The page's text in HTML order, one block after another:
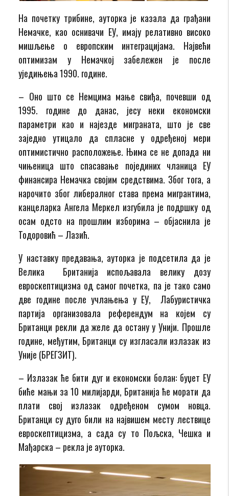
На почетку трибине, ауторка је казала да грађани
Немачке, као оснивачи ЕУ, имају релативно високо
мишљење о европским интеграцијама. Највећи
оптимизам у Немачкој забележен је после
уједињења 1990. године.
– Оно што се Немцима мање свиђа, почевши од
1995. године до данас, јесу неки економски
параметри као и најезде миграната, што је све
заједно утицало да спласне у одређеној мери
оптимистично расположење. Њима се не допада ни
чињеница што спасавање појединих чланица ЕУ
финансира Немачка својим средствима. Због тога, а
нарочито због либералног става према мигрантима,
канцеларка Ангела Меркел изгубила је подршку од
осам одсто на прошлим изборима – објаснила је
Тодоровић – Лазић.
У наставку предавања, ауторка је подсетила да је
Велика Британија испољавала велику дозу
евроскептицизма од самог почетка, па је тако само
две године после учлањења у ЕУ, Лабуристичка
партија организовала референдум на којем су
Британци рекли да желе да остану у Унији. Прошле
године, међутим, Британци су изгласали излазак из
Уније (БРЕГЗИТ).
– Излазак ће бити дуг и економски болан: буџет ЕУ
биће мањи за 10 милијарди, Британија ће морати да
плати свој излазак одређеном сумом новца.
Британци су дуго били на највишем месту лествице
евроскептицизма, а сада су то Пољска, Чешка и
Мађарска – рекла је ауторка.